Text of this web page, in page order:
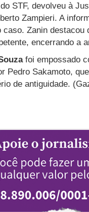
STF, devolveu à
Zampieri. A
Zanin
encerrando a
foi empossado
Pedro Sakamoto,
de antiguidade.